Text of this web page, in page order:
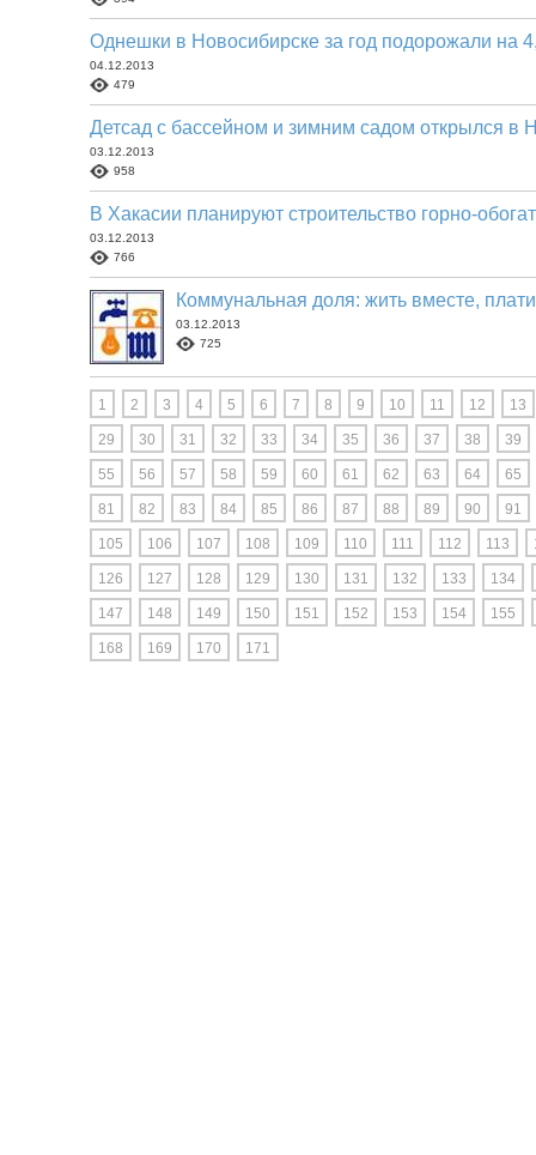
Однешки в Новосибирске за год подорожали на
04.12.2013
479
Детсад с бассейном и зимним садом открылся в
03.12.2013
958
В Хакасии планируют строительство горно-
03.12.2013
766
Коммунальная доля: жить вместе,
03.12.2013
725
1 2 3 4 5 6 7 8 9 10 11 12 13
29 30 31 32 33 34 35 36 37 38 39
55 56 57 58 59 60 61 62 63 64 65
81 82 83 84 85 86 87 88 89 90 91
105 106 107 108 109 110 111 112 113
126 127 128 129 130 131 132 133 134
147 148 149 150 151 152 153 154 155
168 169 170 171